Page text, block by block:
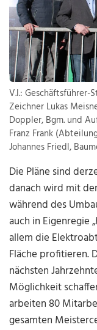
V.l.: Geschäftsführer-
Zeichner Lukas
Doppler, Bgm. und
Franz Frank
Johannes Friedl,
Die Pläne sind
danach wird mit
während des
auch in Eigenregie
allem die
Fläche profitieren.
nächsten
Möglichkeit
arbeiten 80
gesamten